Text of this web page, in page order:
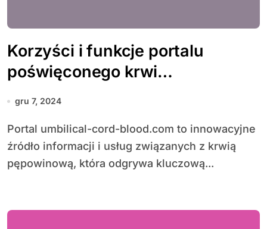
Korzyści i funkcje portalu
poświęconego krwi
pępowinowej
gru 7, 2024
Portal umbilical-cord-blood.com to innowacyjne
źródło informacji i usług związanych z krwią
pępowinową, która odgrywa kluczową...